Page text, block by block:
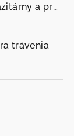
ParaProtex-protiparazitárny a protiplesňový
trávenia